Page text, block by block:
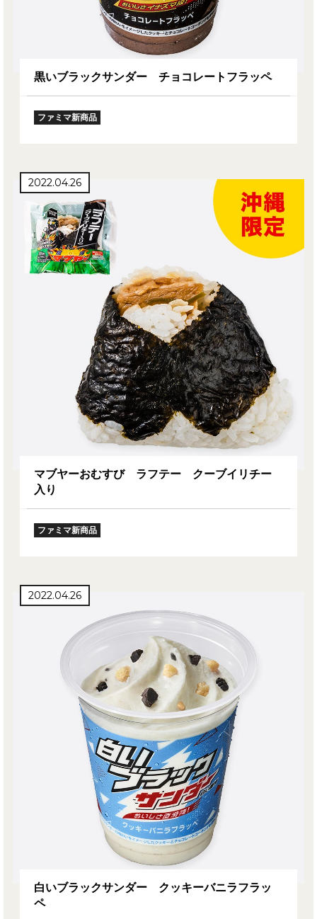
黒いブラックサンダー チョコレートフラッペ
ファミマ新商品
2022.04.26
マブヤーおむすび ラフテー クーブイリチー
入り
ファミマ新商品
2022.04.26
白いブラックサンダー クッキーバニラフラッ
ペ